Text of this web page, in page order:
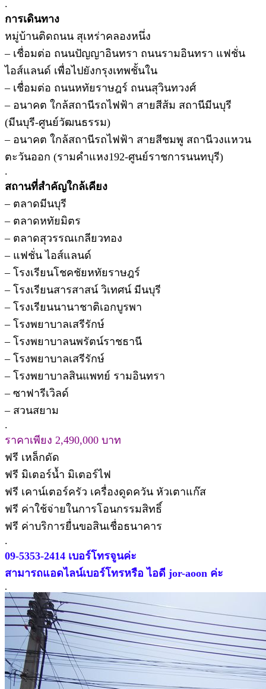
.
การเดินทาง
หมู่บ้านติดถนน สุเหร่าคลองหนึ่ง
– เชื่อมต่อ ถนนปัญญาอินทรา ถนนรามอินทรา แฟชั่น
ไอส์แลนด์ เพื่อไปยังกรุงเทพชั้นใน
– เชื่อมต่อ ถนนหทัยราษฎร์ ถนนสุวินทวงศ์
– อนาคต ใกล้สถานีรถไฟฟ้า สายสีส้ม สถานีมีนบุรี
(มีนบุรี-ศูนย์วัฒนธรรม)
– อนาคต ใกล้สถานีรถไฟฟ้า สายสีชมพู สถานีวงแหวน
ตะวันออก (รามคำแหง192-ศูนย์ราชการนนทบุรี)
.
สถานที่สำคัญใกล้เคียง
– ตลาดมีนบุรี
– ตลาดหทัยมิตร
– ตลาดสุวรรณเกลียวทอง
– แฟชั่น ไอส์แลนด์
– โรงเรียนโชคชัยหทัยราษฎร์
– โรงเรียนสารสาสน์ วิเทศน์ มีนบุรี
– โรงเรียนนานาชาติเอกบูรพา
– โรงพยาบาลเสรีรักษ์
– โรงพยาบาลนพรัตน์ราชธานี
– โรงพยาบาลเสรีรักษ์
– โรงพยาบาลสินแพทย์ รามอินทรา
– ซาฟารีเวิลด์
– สวนสยาม
.
ราคาเพียง 2,490,000 บาท
ฟรี เหล็กดัด
ฟรี มิเตอร์น้ำ มิเตอร์ไฟ
ฟรี เคาน์เตอร์ครัว เครื่องดูดควัน หัวเตาแก๊ส
ฟรี ค่าใช้จ่ายในการโอนกรรมสิทธิ์
ฟรี ค่าบริการยื่นขอสินเชื่อธนาคาร
.
09-5353-2414 เบอร์โทรจูนค่ะ
สามารถแอดไลน์เบอร์โทรหรือ ไอดี jor-aoon ค่ะ
.